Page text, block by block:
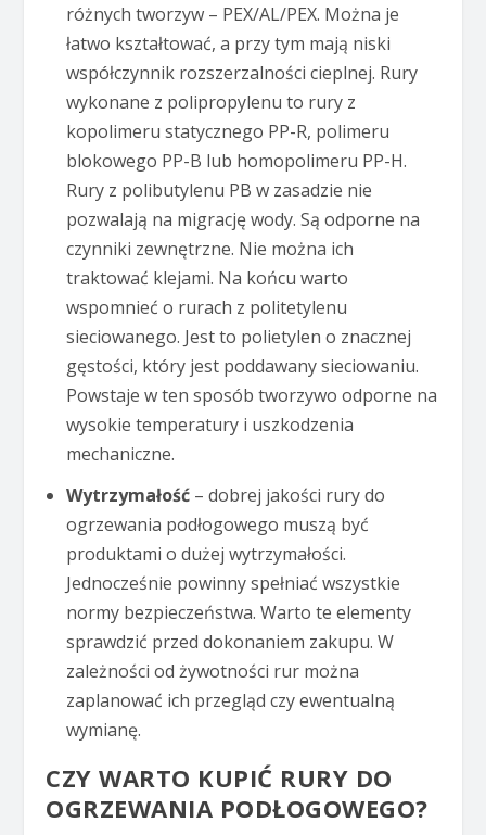
różnych tworzyw – PEX/AL/PEX. Można je
łatwo kształtować, a przy tym mają niski
współczynnik rozszerzalności cieplnej. Rury
wykonane z polipropylenu to rury z
kopolimeru statycznego PP-R, polimeru
blokowego PP-B lub homopolimeru PP-H.
Rury z polibutylenu PB w zasadzie nie
pozwalają na migrację wody. Są odporne na
czynniki zewnętrzne. Nie można ich
traktować klejami. Na końcu warto
wspomnieć o rurach z politetylenu
sieciowanego. Jest to polietylen o znacznej
gęstości, który jest poddawany sieciowaniu.
Powstaje w ten sposób tworzywo odporne na
wysokie temperatury i uszkodzenia
mechaniczne.
Wytrzymałość– dobrej jakości rury do
ogrzewania podłogowego muszą być
produktami o dużej wytrzymałości.
Jednocześnie powinny spełniać wszystkie
normy bezpieczeństwa. Warto te elementy
sprawdzić przed dokonaniem zakupu. W
zależności od żywotności rur można
zaplanować ich przegląd czy ewentualną
wymianę.
CZY WARTO KUPIĆ RURY DO
OGRZEWANIA PODŁOGOWEGO?